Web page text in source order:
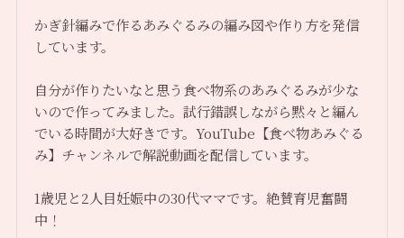
かぎ針編みで作るあみぐるみの編み図や作り方を発信
しています。
自分が作りたいなと思う食べ物系のあみぐるみが少な
いので作ってみました。試行錯誤しながら黙々と編ん
でいる時間が大好きです。YouTube【食べ物あみぐる
み】チャンネルで解説動画を配信しています。
1歳児と2人目妊娠中の30代ママです。絶賛育児奮闘
中！